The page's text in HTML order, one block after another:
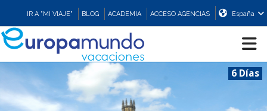
IR A "MI VIAJE" BLOG ACADEMIA ACCESO AGENCIAS España
CRUCEROS
6 Días